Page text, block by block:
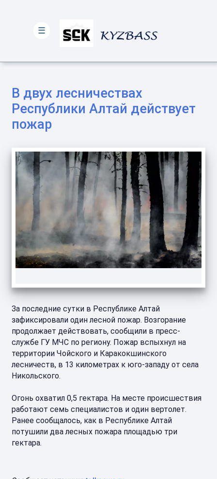
В двух лесничествах
Республики Алтай действует
пожар
За последние сутки в Республике Алтай
зафиксировали один лесной пожар. Возгорание
продолжает действовать, сообщили в пресс-
службе ГУ МЧС по региону. Пожар вспыхнул на
территории Чойского и Каракокшинского
лесничеств, в 13 километрах к юго-западу от села
Никольского.
Огонь охватил 0,5 гектара. На месте происшествия
работают семь специалистов и один вертолет.
Ранее сообщалось, как в Республике Алтай
потушили два лесных пожара площадью три
гектара.
☰